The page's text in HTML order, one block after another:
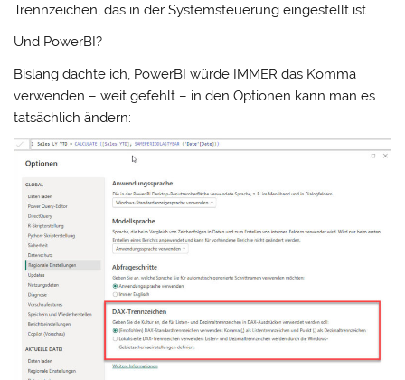
Trennzeichen, das in der Systemsteuerung eingestellt ist.
Und PowerBI?
Bislang dachte ich, PowerBI würde IMMER das Komma
verwenden – weit gefehlt – in den Optionen kann man es
tatsächlich ändern: